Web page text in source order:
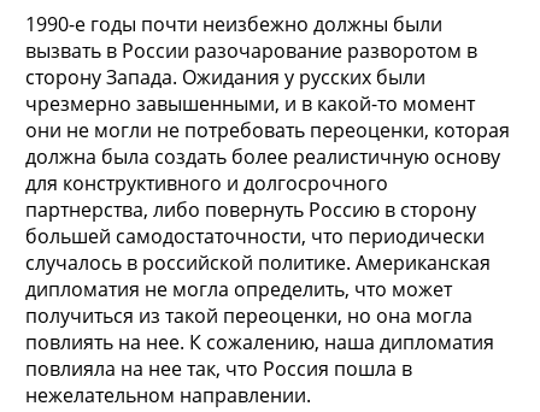
1990-е годы почти неизбежно должны были
вызвать в России разочарование разворотом в
сторону Запада. Ожидания у русских были
чрезмерно завышенными, и в какой-то момент
они не могли не потребовать переоценки, которая
должна была создать более реалистичную основу
для конструктивного и долгосрочного
партнерства, либо повернуть Россию в сторону
большей самодостаточности, что периодически
случалось в российской политике. Американская
дипломатия не могла определить, что может
получиться из такой переоценки, но она могла
повлиять на нее. К сожалению, наша дипломатия
повлияла на нее так, что Россия пошла в
нежелательном направлении.